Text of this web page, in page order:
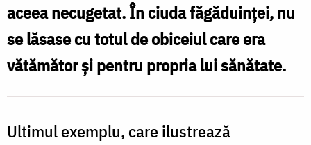
aceea necugetat. În ciuda făgăduinţei, nu
se lăsase cu totul de obiceiul care era
vătămător şi pentru propria lui sănătate.
Ultimul exemplu, care ilustrează